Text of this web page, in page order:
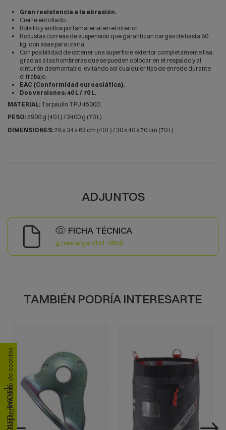
Gran resistencia a la abrasión.
Cierre enrollado.
Bolsillo y anillos portamaterial en el interior.
Robustas correas de suspensión que garantizan cargas de hasta 80
kg, con asas para izarla.
Con posibilidad de obtener una superficie exterior completamente lisa,
gracias a las hombreras que se pueden colocar en el respaldo y al
cinturón desmontable, evitando así cualquier tipo de enredo durante
el trabajo.
EAC (Conformidad euroasiática).
Dos versiones: 40 L / 70 L.
MATERIAL: Tarpaulin TPU 4500D.
PESO:2900 g (40 L) / 3400 g (70 L).
DIMENSIONES:28 x 34 x 63 cm (40 L) / 30 x 40 x 70 cm (70 L).
ADJUNTOS
FICHA TÉCNICA
Descargar (181.45KB)
TAMBIÉN PODRÍA INTERESARTE
VISTA RÁPIDA VISTA RÁPIDA
group_work
Consentimiento de cookies